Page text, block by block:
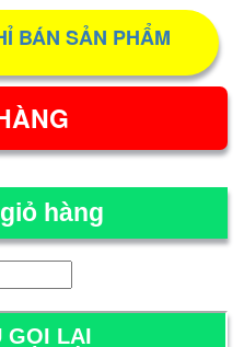
BÁN SẢN PHẨM
hàng